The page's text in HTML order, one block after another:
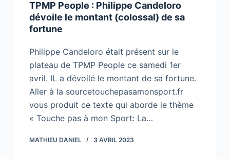
TPMP People : Philippe Candeloro
dévoile le montant (colossal) de sa
fortune
Philippe Candeloro était présent sur le
plateau de TPMP People ce samedi 1er
avril. IL a dévoilé le montant de sa fortune.
Aller à la sourcetouchepasamonsport.fr
vous produit ce texte qui aborde le thème
« Touche pas à mon Sport: La…
MATHIEU DANIEL 3 AVRIL 2023